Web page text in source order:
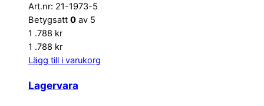
Art.nr: 21-1973-5
Betygsatt 0 av 5
1 .788 kr
1 .788 kr
Lägg till i varukorg
Lagervara